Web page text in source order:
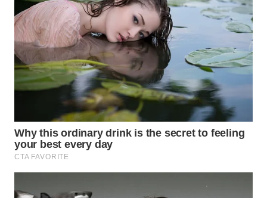
WN
PADANG
LAWAS
WN
SUMEDANG
WN
CIANJUR